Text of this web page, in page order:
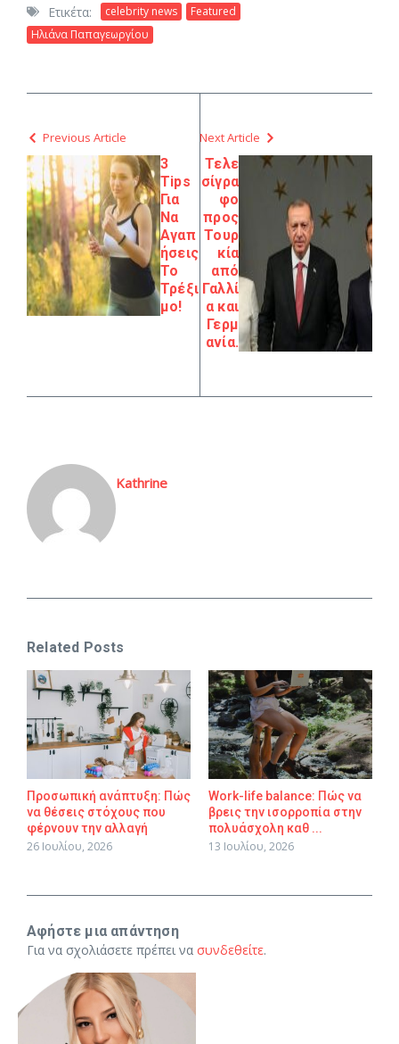
Ετικέτα: celebrity news
Featured
Ηλιάνα Παπαγεωργίου
Previous Article
3
Tips
Για
Να
Αγαπ
ήσεις
Το
Τρέξι
μο!
Next Article
Τελε
σίγρα
φο
προς
Τουρ
κία
από
Γαλλί
α και
Γερμ
ανία.
Kathrine
Related Posts
Προσωπική ανάπτυξη: Πώς
να θέσεις στόχους που
φέρνουν την αλλαγή
26 Ιουλίου, 2026
Work-life balance: Πώς να
βρεις την ισορροπία στην
πολυάσχολη καθ ...
13 Ιουλίου, 2026
Αφήστε μια απάντηση
Για να σχολιάσετε πρέπει να συνδεθείτε.